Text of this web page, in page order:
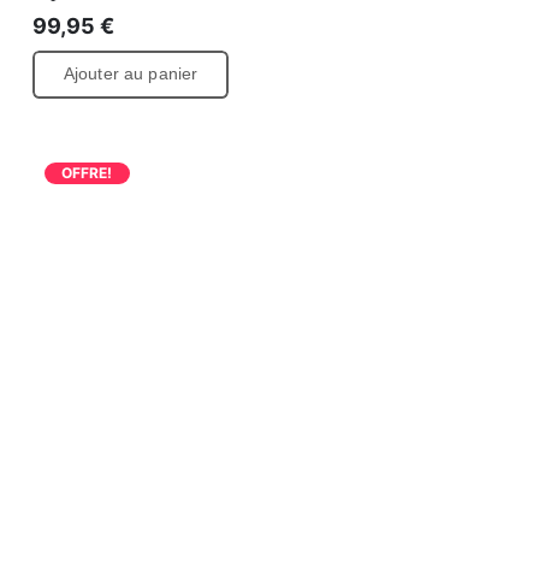
99,95 €
Ajouter au panier
OFFRE!